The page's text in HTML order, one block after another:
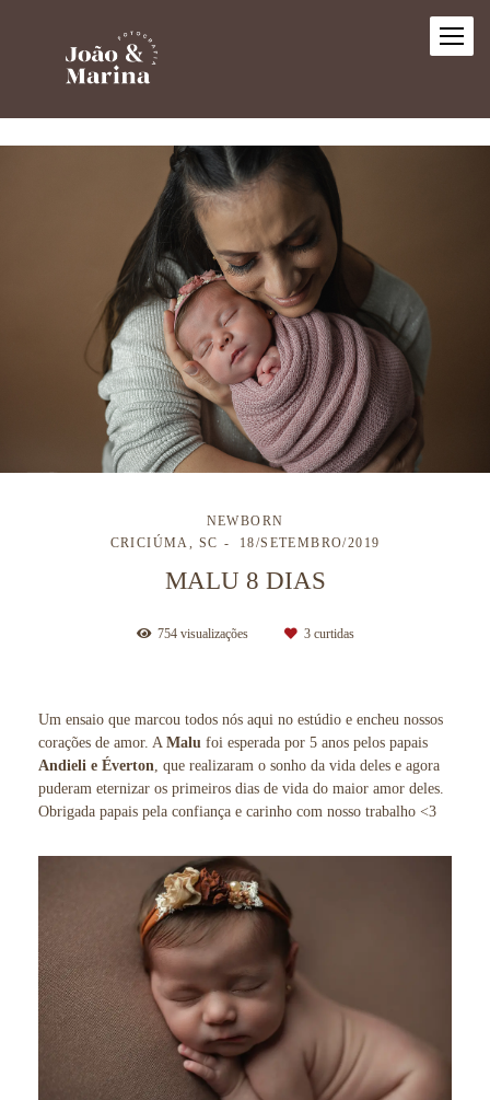
NEWBORN
CRICIÚMA, SC
18/SETEMBRO/2019
MALU 8 DIAS
754visualizações 3curtidas
Um ensaio que marcou todos nós aqui no estúdio e encheu nossos
corações de amor. A Malu foi esperada por 5 anos pelos papais
Andieli e Éverton , que realizaram o sonho da vida deles e agora
puderam eternizar os primeiros dias de vida do maior amor deles.
Obrigada papais pela confiança e carinho com nosso trabalho <3